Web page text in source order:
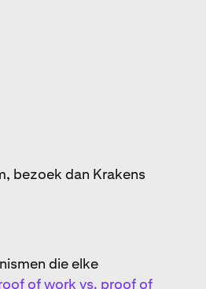
bezoek dan Krakens
die elke
of work vs. proof of